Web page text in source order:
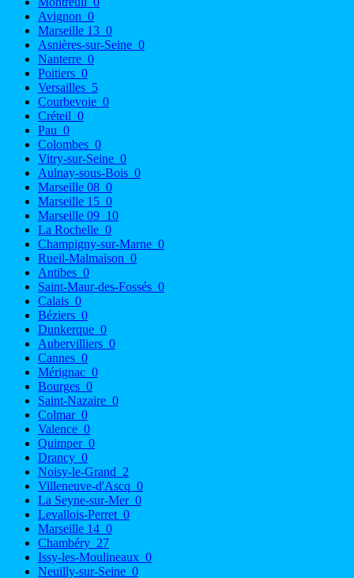
Avignon 0
Marseille 13 0
Asnières-sur-Seine 0
Nanterre 0
Poitiers 0
Versailles 5
Courbevoie 0
Créteil 0
Pau 0
Colombes 0
Vitry-sur-Seine 0
Aulnay-sous-Bois 0
Marseille 08 0
Marseille 15 0
Marseille 09 10
La Rochelle 0
Champigny-sur-Marne 0
Rueil-Malmaison 0
Antibes 0
Saint-Maur-des-Fossés 0
Calais 0
Béziers 0
Dunkerque 0
Aubervilliers 0
Cannes 0
Mérignac 0
Bourges 0
Saint-Nazaire 0
Colmar 0
Valence 0
Quimper 0
Drancy 0
Noisy-le-Grand 2
Villeneuve-d'Ascq 0
La Seyne-sur-Mer 0
Levallois-Perret 0
Marseille 14 0
Chambéry 27
Issy-les-Moulineaux 0
Neuilly-sur-Seine 0